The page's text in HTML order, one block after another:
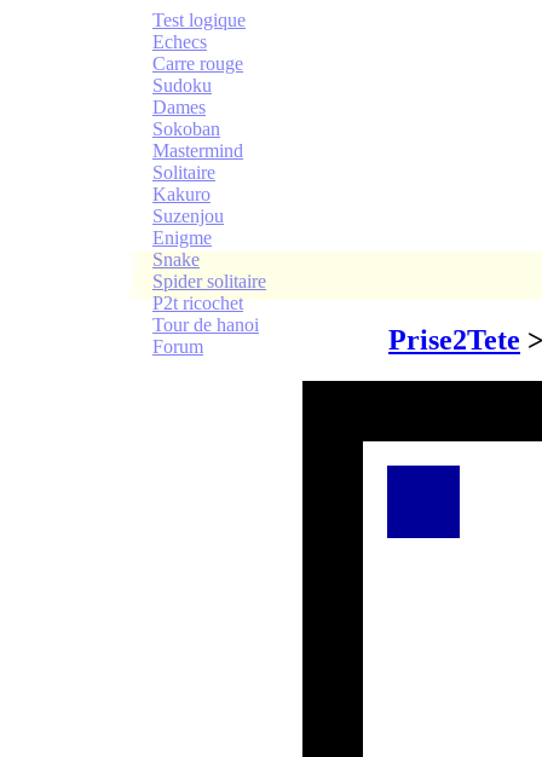
Test logique
Echecs
Carre rouge
Sudoku
Dames
Sokoban
Mastermind
Solitaire
Kakuro
Suzenjou
Enigme
Snake
Spider solitaire
P2t ricochet
Tour de hanoi
Forum
Prise2Tete